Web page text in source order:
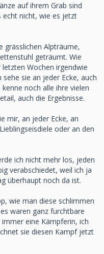
auf ihrem Grab sind
echt nicht, wie es jetzt
grässlichen Alpträume,
geträumt. Wie
Wochen irgendwie
sie an jeder Ecke, auch
noch alle ihre vielen
auch die Ergebnisse.
mir, an jeder Ecke, an
oder an den
ich nicht mehr los, jeden
verabschiedet, weil ich ja
überhaupt noch da ist.
wie man diese schlimmen
waren ganz furchtbare
eine Kämpferin, ich
sie diesen Kampf jetzt